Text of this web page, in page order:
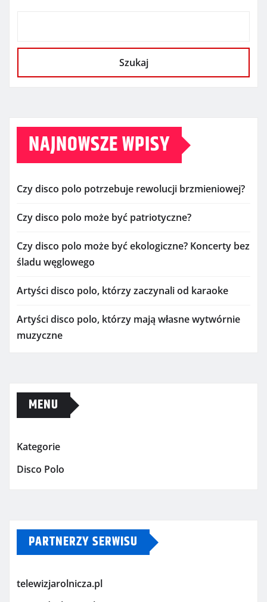
Szukaj
NAJNOWSZE WPISY
Czy disco polo potrzebuje rewolucji brzmieniowej?
Czy disco polo może być patriotyczne?
Czy disco polo może być ekologiczne? Koncerty bez
śladu węglowego
Artyści disco polo, którzy zaczynali od karaoke
Artyści disco polo, którzy mają własne wytwórnie
muzyczne
MENU
Kategorie
Disco Polo
PARTNERZY SERWISU
telewizjarolnicza.pl